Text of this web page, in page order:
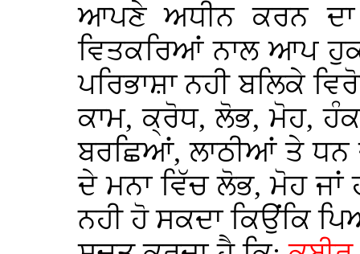
ਆਪਣੇ ਅਧੀਨ ਕਰਨ
ਵਿਤਕਰਿਆਂ ਨਾਲ ਆਪ
ਪਰਿਭਾਸ਼ਾ ਨਹੀ ਬਲਿਕੇ
ਕਾਮ, ਕ੍ਰੋਧ, ਲੋਭ, ਮੋਹ,
ਬਰਛਿਆਂ, ਲਾਠੀਆਂ ਤੇ ਧਨ
ਦੇ ਮਨਾ ਵਿੱਚ ਲੋਭ, ਮੋਹ
ਨਹੀ ਹੋ ਸਕਦਾ ਕਿਉਂਕਿ